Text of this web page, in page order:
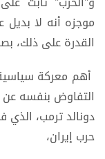
موجزه أنه لا
القدرة على ذلك،
أهم معركة
التفاوض بنفسه
دونالد ترمب،
حرب إيران،